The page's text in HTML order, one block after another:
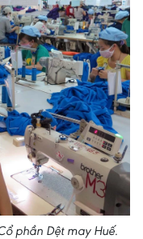
phần Dệt may Huế.